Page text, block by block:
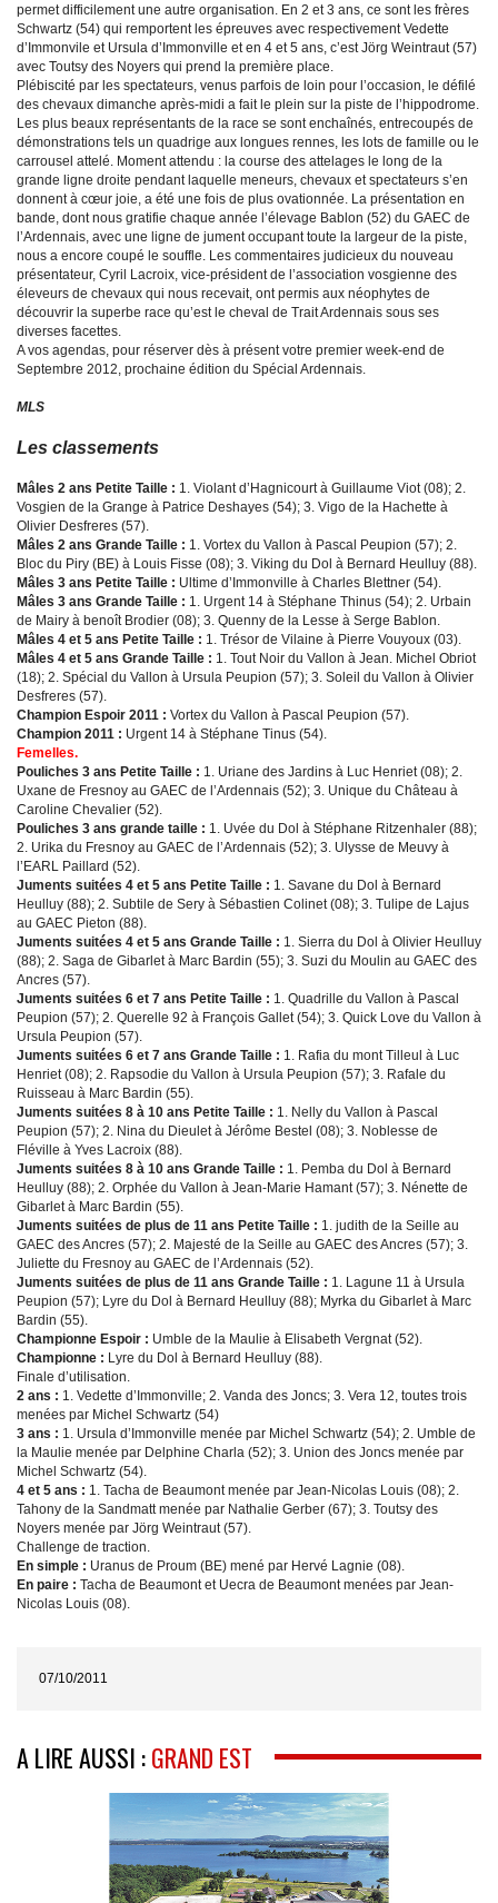
permet difficilement une autre organisation. En 2 et 3 ans, ce sont les frères
Schwartz (54) qui remportent les épreuves avec respectivement Vedette
d’Immonvile et Ursula d’Immonville et en 4 et 5 ans, c’est Jörg Weintraut (57)
avec Toutsy des Noyers qui prend la première place.
Plébiscité par les spectateurs, venus parfois de loin pour l’occasion, le défilé
des chevaux dimanche après-midi a fait le plein sur la piste de l’hippodrome.
Les plus beaux représentants de la race se sont enchaînés, entrecoupés de
démonstrations tels un quadrige aux longues rennes, les lots de famille ou le
carrousel attelé. Moment attendu : la course des attelages le long de la
grande ligne droite pendant laquelle meneurs, chevaux et spectateurs s’en
donnent à cœur joie, a été une fois de plus ovationnée. La présentation en
bande, dont nous gratifie chaque année l’élevage Bablon (52) du GAEC de
l’Ardennais, avec une ligne de jument occupant toute la largeur de la piste,
nous a encore coupé le souffle. Les commentaires judicieux du nouveau
présentateur, Cyril Lacroix, vice-président de l’association vosgienne des
éleveurs de chevaux qui nous recevait, ont permis aux néophytes de
découvrir la superbe race qu’est le cheval de Trait Ardennais sous ses
diverses facettes.
A vos agendas, pour réserver dès à présent votre premier week-end de
Septembre 2012, prochaine édition du Spécial Ardennais.
MLS
Les classements
Mâles 2 ans Petite Taille : 1. Violant d’Hagnicourt à Guillaume Viot (08); 2.
Vosgien de la Grange à Patrice Deshayes (54); 3. Vigo de la Hachette à
Olivier Desfreres (57).
Mâles 2 ans Grande Taille : 1. Vortex du Vallon à Pascal Peupion (57); 2.
Bloc du Piry (BE) à Louis Fisse (08); 3. Viking du Dol à Bernard Heulluy (88).
Mâles 3 ans Petite Taille : Ultime d’Immonville à Charles Blettner (54).
Mâles 3 ans Grande Taille : 1. Urgent 14 à Stéphane Thinus (54); 2. Urbain
de Mairy à benoît Brodier (08); 3. Quenny de la Lesse à Serge Bablon.
Mâles 4 et 5 ans Petite Taille : 1. Trésor de Vilaine à Pierre Vouyoux (03).
Mâles 4 et 5 ans Grande Taille : 1. Tout Noir du Vallon à Jean. Michel Obriot
(18); 2. Spécial du Vallon à Ursula Peupion (57); 3. Soleil du Vallon à Olivier
Desfreres (57).
Champion Espoir 2011 : Vortex du Vallon à Pascal Peupion (57).
Champion 2011 : Urgent 14 à Stéphane Tinus (54).
Femelles.
Pouliches 3 ans Petite Taille : 1. Uriane des Jardins à Luc Henriet (08); 2.
Uxane de Fresnoy au GAEC de l’Ardennais (52); 3. Unique du Château à
Caroline Chevalier (52).
Pouliches 3 ans grande taille : 1. Uvée du Dol à Stéphane Ritzenhaler (88);
2. Urika du Fresnoy au GAEC de l’Ardennais (52); 3. Ulysse de Meuvy à
l’EARL Paillard (52).
Juments suitées 4 et 5 ans Petite Taille : 1. Savane du Dol à Bernard
Heulluy (88); 2. Subtile de Sery à Sébastien Colinet (08); 3. Tulipe de Lajus
au GAEC Pieton (88).
Juments suitées 4 et 5 ans Grande Taille : 1. Sierra du Dol à Olivier Heulluy
(88); 2. Saga de Gibarlet à Marc Bardin (55); 3. Suzi du Moulin au GAEC des
Ancres (57).
Juments suitées 6 et 7 ans Petite Taille : 1. Quadrille du Vallon à Pascal
Peupion (57); 2. Querelle 92 à François Gallet (54); 3. Quick Love du Vallon à
Ursula Peupion (57).
Juments suitées 6 et 7 ans Grande Taille : 1. Rafia du mont Tilleul à Luc
Henriet (08); 2. Rapsodie du Vallon à Ursula Peupion (57); 3. Rafale du
Ruisseau à Marc Bardin (55).
Juments suitées 8 à 10 ans Petite Taille : 1. Nelly du Vallon à Pascal
Peupion (57); 2. Nina du Dieulet à Jérôme Bestel (08); 3. Noblesse de
Fléville à Yves Lacroix (88).
Juments suitées 8 à 10 ans Grande Taille : 1. Pemba du Dol à Bernard
Heulluy (88); 2. Orphée du Vallon à Jean-Marie Hamant (57); 3. Nénette de
Gibarlet à Marc Bardin (55).
Juments suitées de plus de 11 ans Petite Taille : 1. judith de la Seille au
GAEC des Ancres (57); 2. Majesté de la Seille au GAEC des Ancres (57); 3.
Juliette du Fresnoy au GAEC de l’Ardennais (52).
Juments suitées de plus de 11 ans Grande Taille : 1. Lagune 11 à Ursula
Peupion (57); Lyre du Dol à Bernard Heulluy (88); Myrka du Gibarlet à Marc
Bardin (55).
Championne Espoir : Umble de la Maulie à Elisabeth Vergnat (52).
Championne : Lyre du Dol à Bernard Heulluy (88).
Finale d’utilisation.
2 ans : 1. Vedette d’Immonville; 2. Vanda des Joncs; 3. Vera 12, toutes trois
menées par Michel Schwartz (54)
3 ans : 1. Ursula d’Immonville menée par Michel Schwartz (54); 2. Umble de
la Maulie menée par Delphine Charla (52); 3. Union des Joncs menée par
Michel Schwartz (54).
4 et 5 ans : 1. Tacha de Beaumont menée par Jean-Nicolas Louis (08); 2.
Tahony de la Sandmatt menée par Nathalie Gerber (67); 3. Toutsy des
Noyers menée par Jörg Weintraut (57).
Challenge de traction.
En simple : Uranus de Proum (BE) mené par Hervé Lagnie (08).
En paire : Tacha de Beaumont et Uecra de Beaumont menées par Jean-
Nicolas Louis (08).
07/10/2011
A LIRE AUSSI :GRAND EST